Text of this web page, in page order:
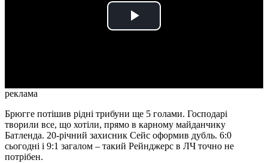
Play
реклама
Брюгге потішив рідні трибуни ще 5 голами. Господарі
творили все, що хотіли, прямо в карному майданчику
Батленда. 20-річний захисник Сейс оформив дубль. 6:0
сьогодні і 9:1 загалом – такий Рейнджерс в ЛЧ точно не
потрібен.